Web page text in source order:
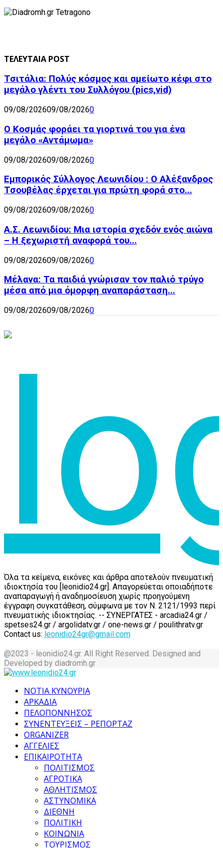
ΤΕΛΕΥΤΑΙΑ POST
Τσιτάλια: Πολύς κόσμος και αμείωτο κέφι στο
μεγάλο γλέντι του Συλλόγου (pics,vid)
09/08/202609/08/20260
Ο Κοσμάς φοράει τα γιορτινά του για ένα
μεγάλο «Αντάμωμα»
09/08/202609/08/20260
Εμπορικός Σύλλογος Λεωνιδίου : Ο Αλέξανδρος
Τσουβέλας έρχεται για πρώτη φορά στο...
09/08/202609/08/20260
Α.Σ. Λεωνιδίου: Μια ιστορία σχεδόν ενός αιώνα
– Η ξεχωριστή αναφορά του...
09/08/202609/08/20260
Μέλανα: Τα παιδιά γνώρισαν τον παλιό τρύγο
μέσα από μια όμορφη αναπαράσταση...
09/08/202609/08/20260
Όλα τα κείμενα, εικόνες και άρθρα αποτελούν πνευματική
ιδιοκτησία του [leonidio24.gr]. Απαγορεύεται οποιαδήποτε
αναπαραγωγή ή αναδημοσίευση χωρίς προηγούμενη
έγγραφη συγκατάθεση, σύμφωνα με τον Ν. 2121/1993 περί
πνευματικής ιδιοκτησίας. -- ΣΥΝΕΡΓΑΤΕΣ - arcadia24.gr /
spetses24.gr / argolidatv.gr / one-news.gr / poulithratv.gr
Contact us: leonidio24gr@gmail.com
@2023 - leonidio24.gr. All Right Reserved. Designed and
Developed by diadromh.gr
ΝΟΤΙΑ ΚΥΝΟΥΡΙΑ
ΑΡΚΑΔΙΑ
ΠΕΛΟΠΟΝΝΗΣΟΣ
ΣΥΝΕΝΤΕΥΞΕΙΣ – ΡΕΠΟΡΤΑΖ
ORGANIZER
ΑΓΓΕΛΙΕΣ
ΕΠΙΚΑΙΡΟΤΗΤΑ
ΠΟΛΙΤΙΣΜΟΣ
ΑΓΡΟΤΙΚΑ
ΑΘΛΗΤΙΣΜΟΣ
ΑΣΤΥΝΟΜΙΚΑ
ΔΙΕΘΝΗ
ΠΟΛΙΤΙΚΗ
ΚΟΙΝΩΝΙΑ
ΤΟΥΡΙΣΜΟΣ